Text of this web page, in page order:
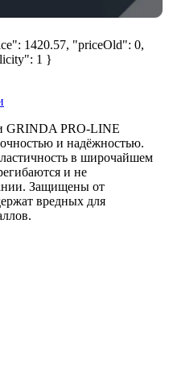
1420.57, "priceOld": 0,
1 }
GRINDA PRO-LINE
и надёжностью.
в широчайшем
и не
Защищены от
вредных для